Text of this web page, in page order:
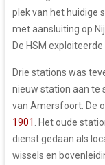
plek van het huidige
met aansluiting op
De HSM exploiteerde
Drie stations was
nieuw station aan te
van Amersfoort. De
1901
. Het oude
dienst gedaan als
wissels en